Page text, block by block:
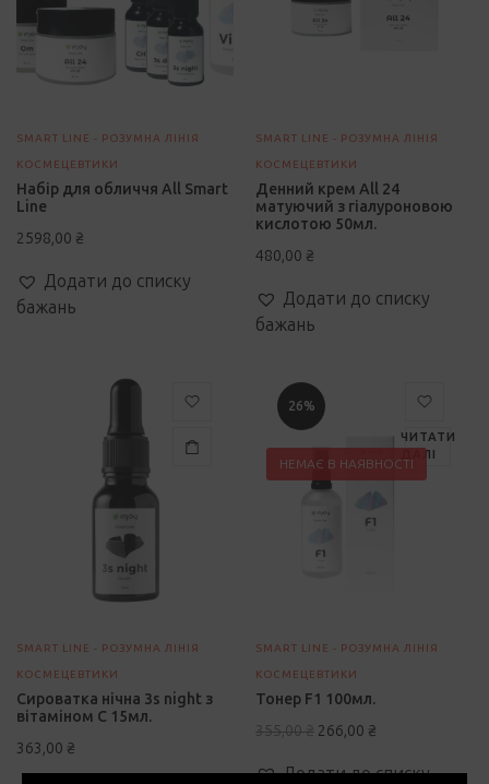
SMART LINE - РОЗУМНА ЛІНІЯ
КОСМЕЦЕВТИКИ
Набір для обличчя All Smart
Line
2598,00 ₴
Додати до списку
бажань
SMART LINE - РОЗУМНА ЛІНІЯ
КОСМЕЦЕВТИКИ
Денний крем All 24
матуючий з гіалуроновою
кислотою 50мл.
480,00 ₴
Додати до списку
бажань
SMART LINE - РОЗУМНА ЛІНІЯ
КОСМЕЦЕВТИКИ
Сироватка нічна 3s night з
вітаміном С 15мл.
363,00 ₴
26%
ЧИТАТИ
ДАЛІ
SMART LINE - РОЗУМНА ЛІНІЯ
КОСМЕЦЕВТИКИ
Тонер F1 100мл.
355,00₴ Оригінальна
355,00 ₴.
266,00 ₴
266,00 ₴.
НЕМАЄ В НАЯВНОСТІ
Додати до списку